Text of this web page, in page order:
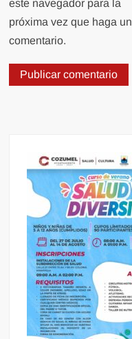
este navegador para la
próxima vez que haga un
comentario.